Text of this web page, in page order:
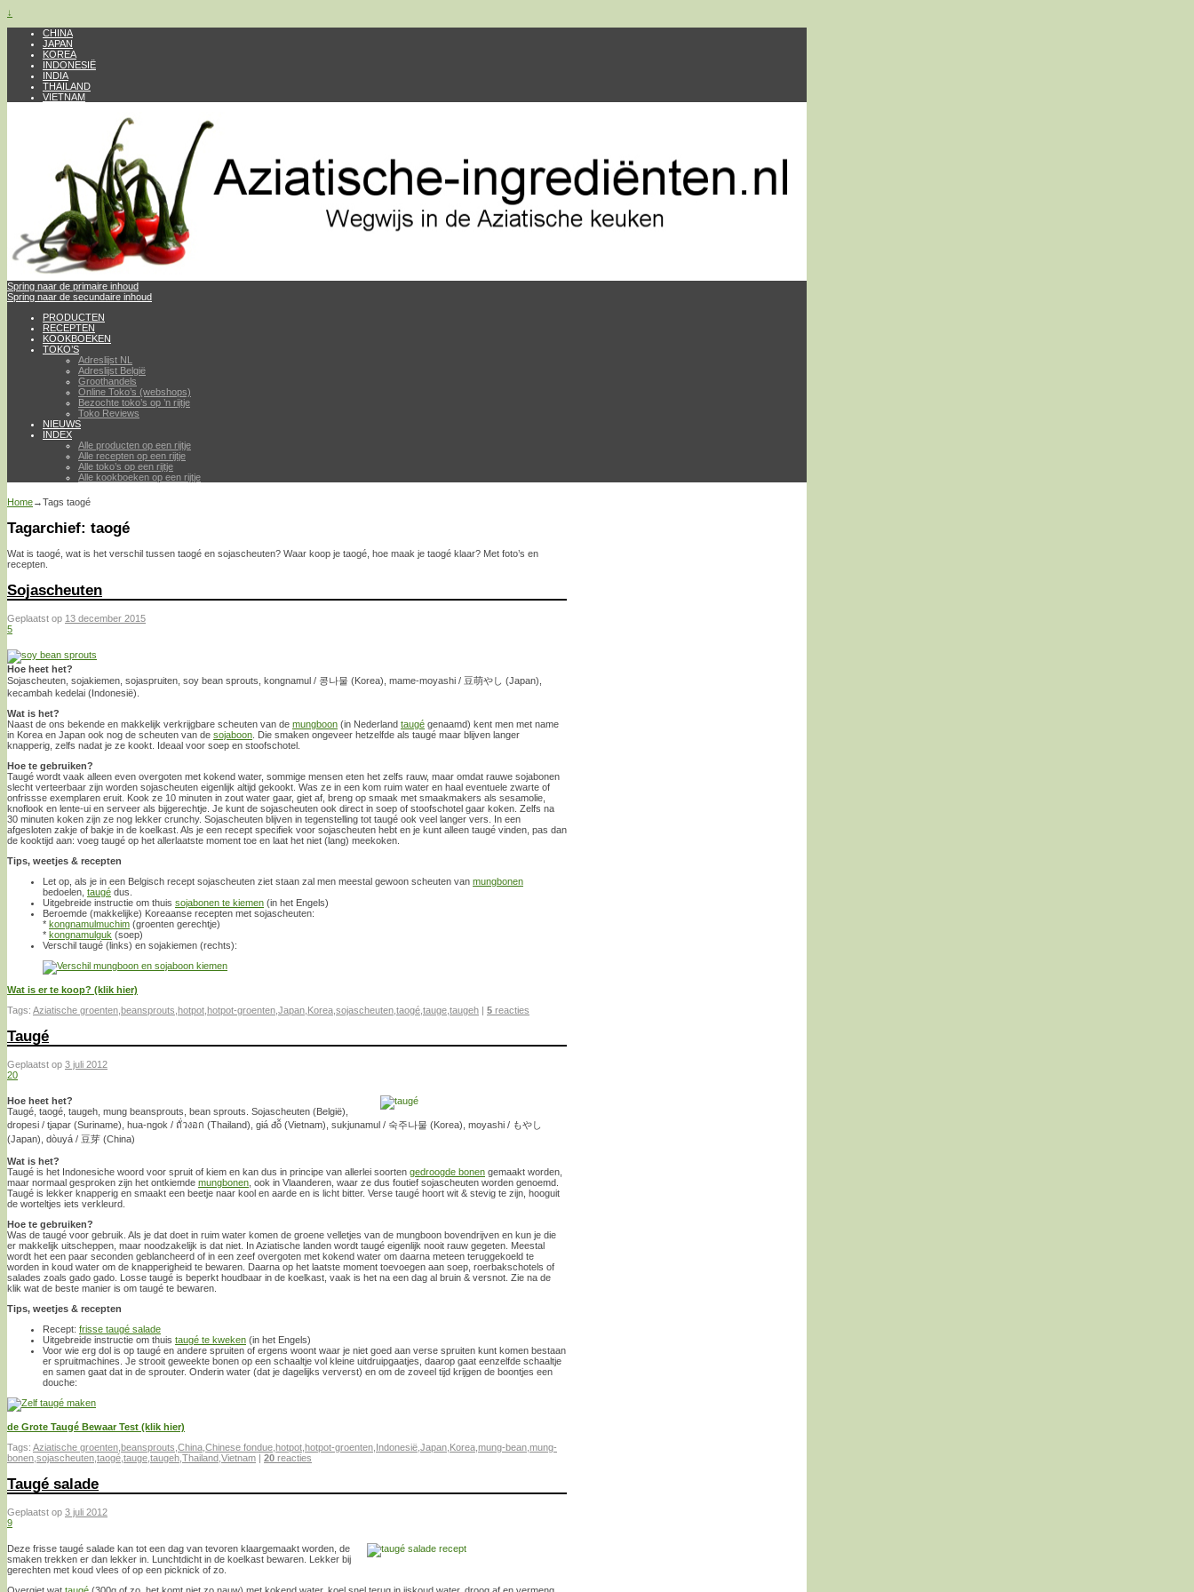
↓
CHINA
JAPAN
KOREA
INDONESIË
INDIA
THAILAND
VIETNAM
Spring naar de primaire inhoud
Spring naar de secundaire inhoud
PRODUCTEN
RECEPTEN
KOOKBOEKEN
TOKO’S
Adreslijst NL
Adreslijst België
Groothandels
Online Toko’s (webshops)
Bezochte toko’s op ’n rijtje
Toko Reviews
NIEUWS
INDEX
Alle producten op een rijtje
Alle recepten op een rijtje
Alle toko’s op een rijtje
Alle kookboeken op een rijtje
Home→Tags taogé
Tagarchief: taogé
Wat is taogé, wat is het verschil tussen taogé en sojascheuten? Waar koop je taogé, hoe maak je taogé klaar? Met foto’s en
recepten.
Sojascheuten
Geplaatst op 13 december 2015
5
Hoe heet het?
Sojascheuten, sojakiemen, sojaspruiten, soy bean sprouts, kongnamul / 콩나물 (Korea), mame-moyashi / 豆萌やし (Japan),
kecambah kedelai (Indonesië).
Wat is het?
Naast de ons bekende en makkelijk verkrijgbare scheuten van de mungboon (in Nederland taugé genaamd) kent men met name
in Korea en Japan ook nog de scheuten van de sojaboon . Die smaken ongeveer hetzelfde als taugé maar blijven langer
knapperig, zelfs nadat je ze kookt. Ideaal voor soep en stoofschotel.
Hoe te gebruiken?
Taugé wordt vaak alleen even overgoten met kokend water, sommige mensen eten het zelfs rauw, maar omdat rauwe sojabonen
slecht verteerbaar zijn worden sojascheuten eigenlijk altijd gekookt. Was ze in een kom ruim water en haal eventuele zwarte of
onfrissse exemplaren eruit. Kook ze 10 minuten in zout water gaar, giet af, breng op smaak met smaakmakers als sesamolie,
knoflook en lente-ui en serveer als bijgerechtje. Je kunt de sojascheuten ook direct in soep of stoofschotel gaar koken. Zelfs na
30 minuten koken zijn ze nog lekker crunchy. Sojascheuten blijven in tegenstelling tot taugé ook veel langer vers. In een
afgesloten zakje of bakje in de koelkast. Als je een recept specifiek voor sojascheuten hebt en je kunt alleen taugé vinden, pas dan
de kooktijd aan: voeg taugé op het allerlaatste moment toe en laat het niet (lang) meekoken.
Tips, weetjes & recepten
Let op, als je in een Belgisch recept sojascheuten ziet staan zal men meestal gewoon scheuten van mungbonen
bedoelen, taugé dus.
Uitgebreide instructie om thuis sojabonen te kiemen (in het Engels)
Beroemde (makkelijke) Koreaanse recepten met sojascheuten:
* kongnamulmuchim (groenten gerechtje)
* kongnamulguk (soep)
Verschil taugé (links) en sojakiemen (rechts):
Wat is er te koop? (klik hier)
Tags: Aziatische groenten beansprouts hotpot hotpot-groenten Japan Korea sojascheuten taogé tauge taugeh 5 reacties
Taugé
Geplaatst op 3 juli 2012
20
Hoe heet het?
Taugé, taogé, taugeh, mung beansprouts, bean sprouts. Sojascheuten (België),
dropesi / tjapar (Suriname), hua-ngok / ถั่วงอก (Thailand), giá đỗ (Vietnam), sukjunamul / 숙주나물 (Korea), moyashi / もやし
(Japan), dòuyá / 豆芽 (China)
Wat is het?
Taugé is het Indonesiche woord voor spruit of kiem en kan dus in principe van allerlei soorten gedroogde bonen gemaakt worden,
maar normaal gesproken zijn het ontkiemde mungbonen , ook in Vlaanderen, waar ze dus foutief sojascheuten worden genoemd.
Taugé is lekker knapperig en smaakt een beetje naar kool en aarde en is licht bitter. Verse taugé hoort wit & stevig te zijn, hooguit
de worteltjes iets verkleurd.
Hoe te gebruiken?
Was de taugé voor gebruik. Als je dat doet in ruim water komen de groene velletjes van de mungboon bovendrijven en kun je die
er makkelijk uitscheppen, maar noodzakelijk is dat niet. In Aziatische landen wordt taugé eigenlijk nooit rauw gegeten. Meestal
wordt het een paar seconden geblancheerd of in een zeef overgoten met kokend water om daarna meteen teruggekoeld te
worden in koud water om de knapperigheid te bewaren. Daarna op het laatste moment toevoegen aan soep, roerbakschotels of
salades zoals gado gado. Losse taugé is beperkt houdbaar in de koelkast, vaak is het na een dag al bruin & versnot. Zie na de
klik wat de beste manier is om taugé te bewaren.
Tips, weetjes & recepten
Recept: frisse taugé salade
Uitgebreide instructie om thuis taugé te kweken (in het Engels)
Voor wie erg dol is op taugé en andere spruiten of ergens woont waar je niet goed aan verse spruiten kunt komen bestaan
er spruitmachines. Je strooit geweekte bonen op een schaaltje vol kleine uitdruipgaatjes, daarop gaat eenzelfde schaaltje
en samen gaat dat in de sprouter. Onderin water (dat je dagelijks ververst) en om de zoveel tijd krijgen de boontjes een
douche:
de Grote Taugé Bewaar Test (klik hier)
Tags: Aziatische groenten beansprouts China Chinese fondue hotpot hotpot-groenten Indonesië Japan Korea mung-bean mung-
bonen sojascheuten taogé tauge taugeh Thailand Vietnam 20 reacties
Taugé salade
Geplaatst op 3 juli 2012
9
Deze frisse taugé salade kan tot een dag van tevoren klaargemaakt worden, de
smaken trekken er dan lekker in. Lunchtdicht in de koelkast bewaren. Lekker bij
gerechten met koud vlees of op een picknick of zo.